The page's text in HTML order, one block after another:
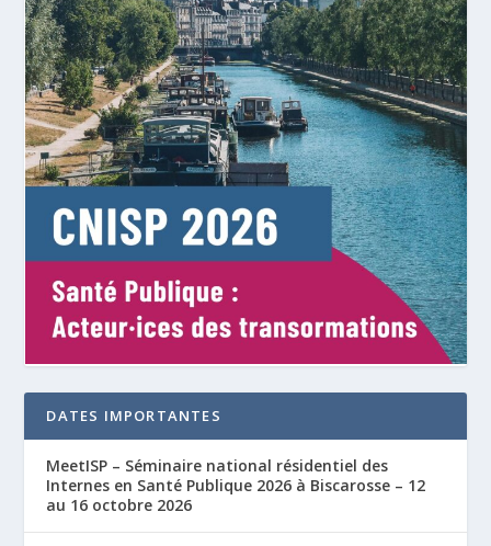
DATES IMPORTANTES
MeetISP – Séminaire national résidentiel des
Internes en Santé Publique 2026 à Biscarosse – 12
au 16 octobre 2026